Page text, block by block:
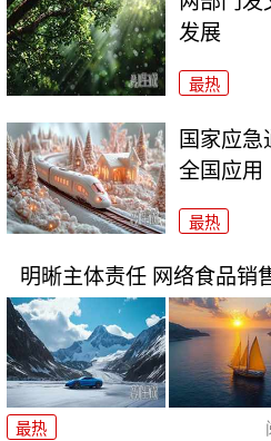
发展
最热
国家应急
全国应用
最热
明晰主体责任 网络食品销
最热